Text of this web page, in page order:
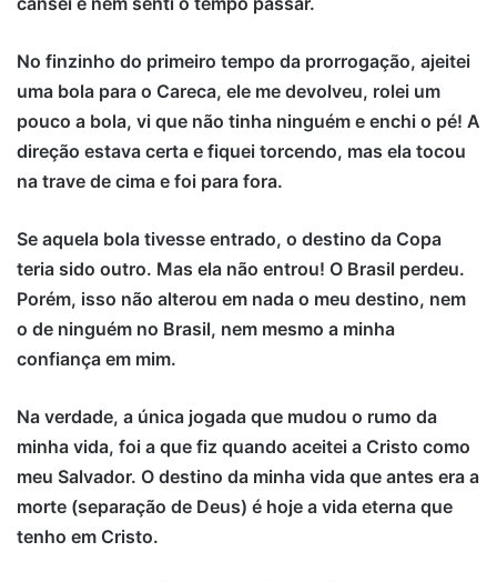
No finzinho do primeiro tempo da prorrogação, ajeitei
uma bola para o Careca, ele me devolveu, rolei um
pouco a bola, vi que não tinha ninguém e enchi o pé! A
direção estava certa e fiquei torcendo, mas ela tocou
na trave de cima e foi para fora.
Se aquela bola tivesse entrado, o destino da Copa
teria sido outro. Mas ela não entrou! O Brasil perdeu.
Porém, isso não alterou em nada o meu destino, nem
o de ninguém no Brasil, nem mesmo a minha
confiança em mim.
Na verdade, a única jogada que mudou o rumo da
minha vida, foi a que fiz quando aceitei a Cristo como
meu Salvador. O destino da minha vida que antes era a
morte (separação de Deus) é hoje a vida eterna que
tenho em Cristo.